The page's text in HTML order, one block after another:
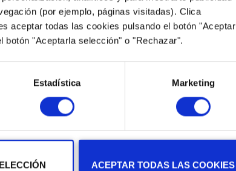
(por ejemplo, páginas visitadas). Clica
aceptar todas las cookies pulsando el botón "Aceptar
"Aceptarla selección" o "Rechazar".
Estadística Marketing
ACEPTAR TODAS LAS COOKIES
tu negocio